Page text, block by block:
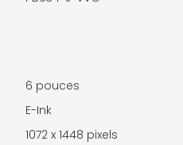
6 pouces
E-Ink
1072 x 1448 pixels